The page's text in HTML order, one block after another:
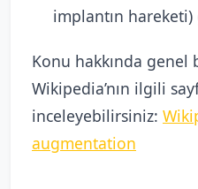
implantın
Konu hakkında
Wikipedia’nın ilgili
inceleyebilirsiniz:
augmentation